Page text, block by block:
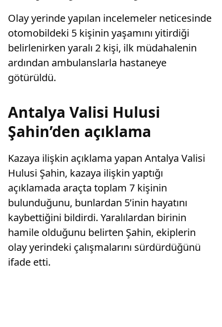
Olay yerinde yapılan incelemeler neticesinde
otomobildeki 5 kişinin yaşamını yitirdiği
belirlenirken yaralı 2 kişi, ilk müdahalenin
ardından ambulanslarla hastaneye
götürüldü.
Antalya Valisi Hulusi
Şahin’den açıklama
Kazaya ilişkin açıklama yapan Antalya Valisi
Hulusi Şahin, kazaya ilişkin yaptığı
açıklamada araçta toplam 7 kişinin
bulunduğunu, bunlardan 5’inin hayatını
kaybettiğini bildirdi. Yaralılardan birinin
hamile olduğunu belirten Şahin, ekiplerin
olay yerindeki çalışmalarını sürdürdüğünü
ifade etti.